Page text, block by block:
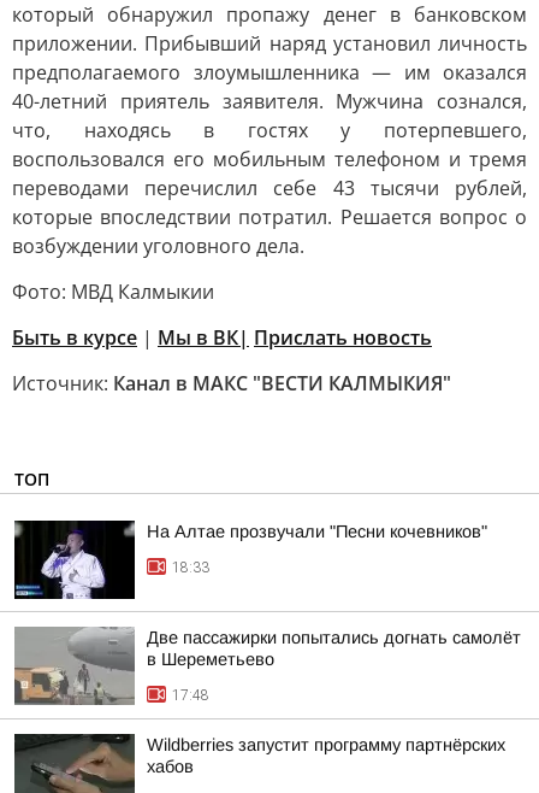
который обнаружил пропажу денег в банковском
приложении. Прибывший наряд установил личность
предполагаемого злоумышленника — им оказался
40-летний приятель заявителя. Мужчина сознался,
что, находясь в гостях у потерпевшего,
воспользовался его мобильным телефоном и тремя
переводами перечислил себе 43 тысячи рублей,
которые впоследствии потратил. Решается вопрос о
возбуждении уголовного дела.
Фото: МВД Калмыкии
Быть в курсе | Мы в ВК| Прислать новость
Источник: Канал в МАКС "ВЕСТИ КАЛМЫКИЯ"
ТОП
На Алтае прозвучали "Песни кочевников"
18:33
Две пассажирки попытались догнать самолёт
в Шереметьево
17:48
Wildberries запустит программу партнёрских
хабов